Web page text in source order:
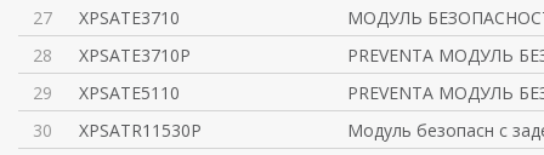
27
XPSATE3710
МОДУЛЬ
28
XPSATE3710P
PREVENTA МОДУЛЬ
29
XPSATE5110
PREVENTA МОДУЛЬ
30
XPSATR11530P
Модуль безопасн с